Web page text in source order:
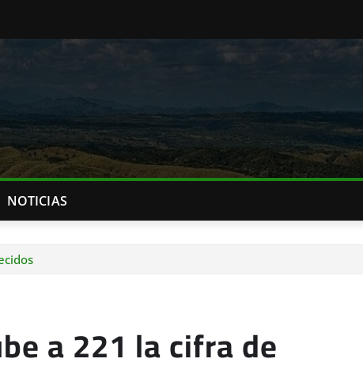
NOTICIAS
a 221 la cifra de